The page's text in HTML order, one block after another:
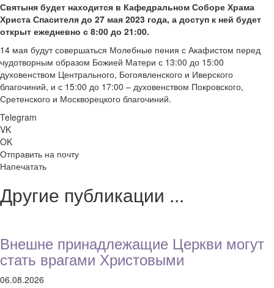
Святыня будет находится в Кафедральном Соборе Храма
Христа Спасителя до 27 мая 2023 года, а доступ к ней будет
открыт ежедневно с 8:00 до 21:00.
14 мая будут совершаться Молебные пения с Акафистом перед
чудотворным образом Божией Матери с 13:00 до 15:00
духовенством Центрального, Богоявленского и Иверского
благочиний, и с 15:00 до 17:00 – духовенством Покровского,
Сретенского и Москворецкого благочиний.
Telegram
VK
OK
Отправить на почту
Напечатать
Другие публикации ...
Внешне принадлежащие Церкви могут
стать врагами Христовыми
06.08.2026